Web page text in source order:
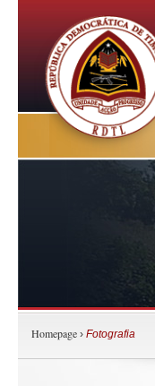
Homepage › Fotografia